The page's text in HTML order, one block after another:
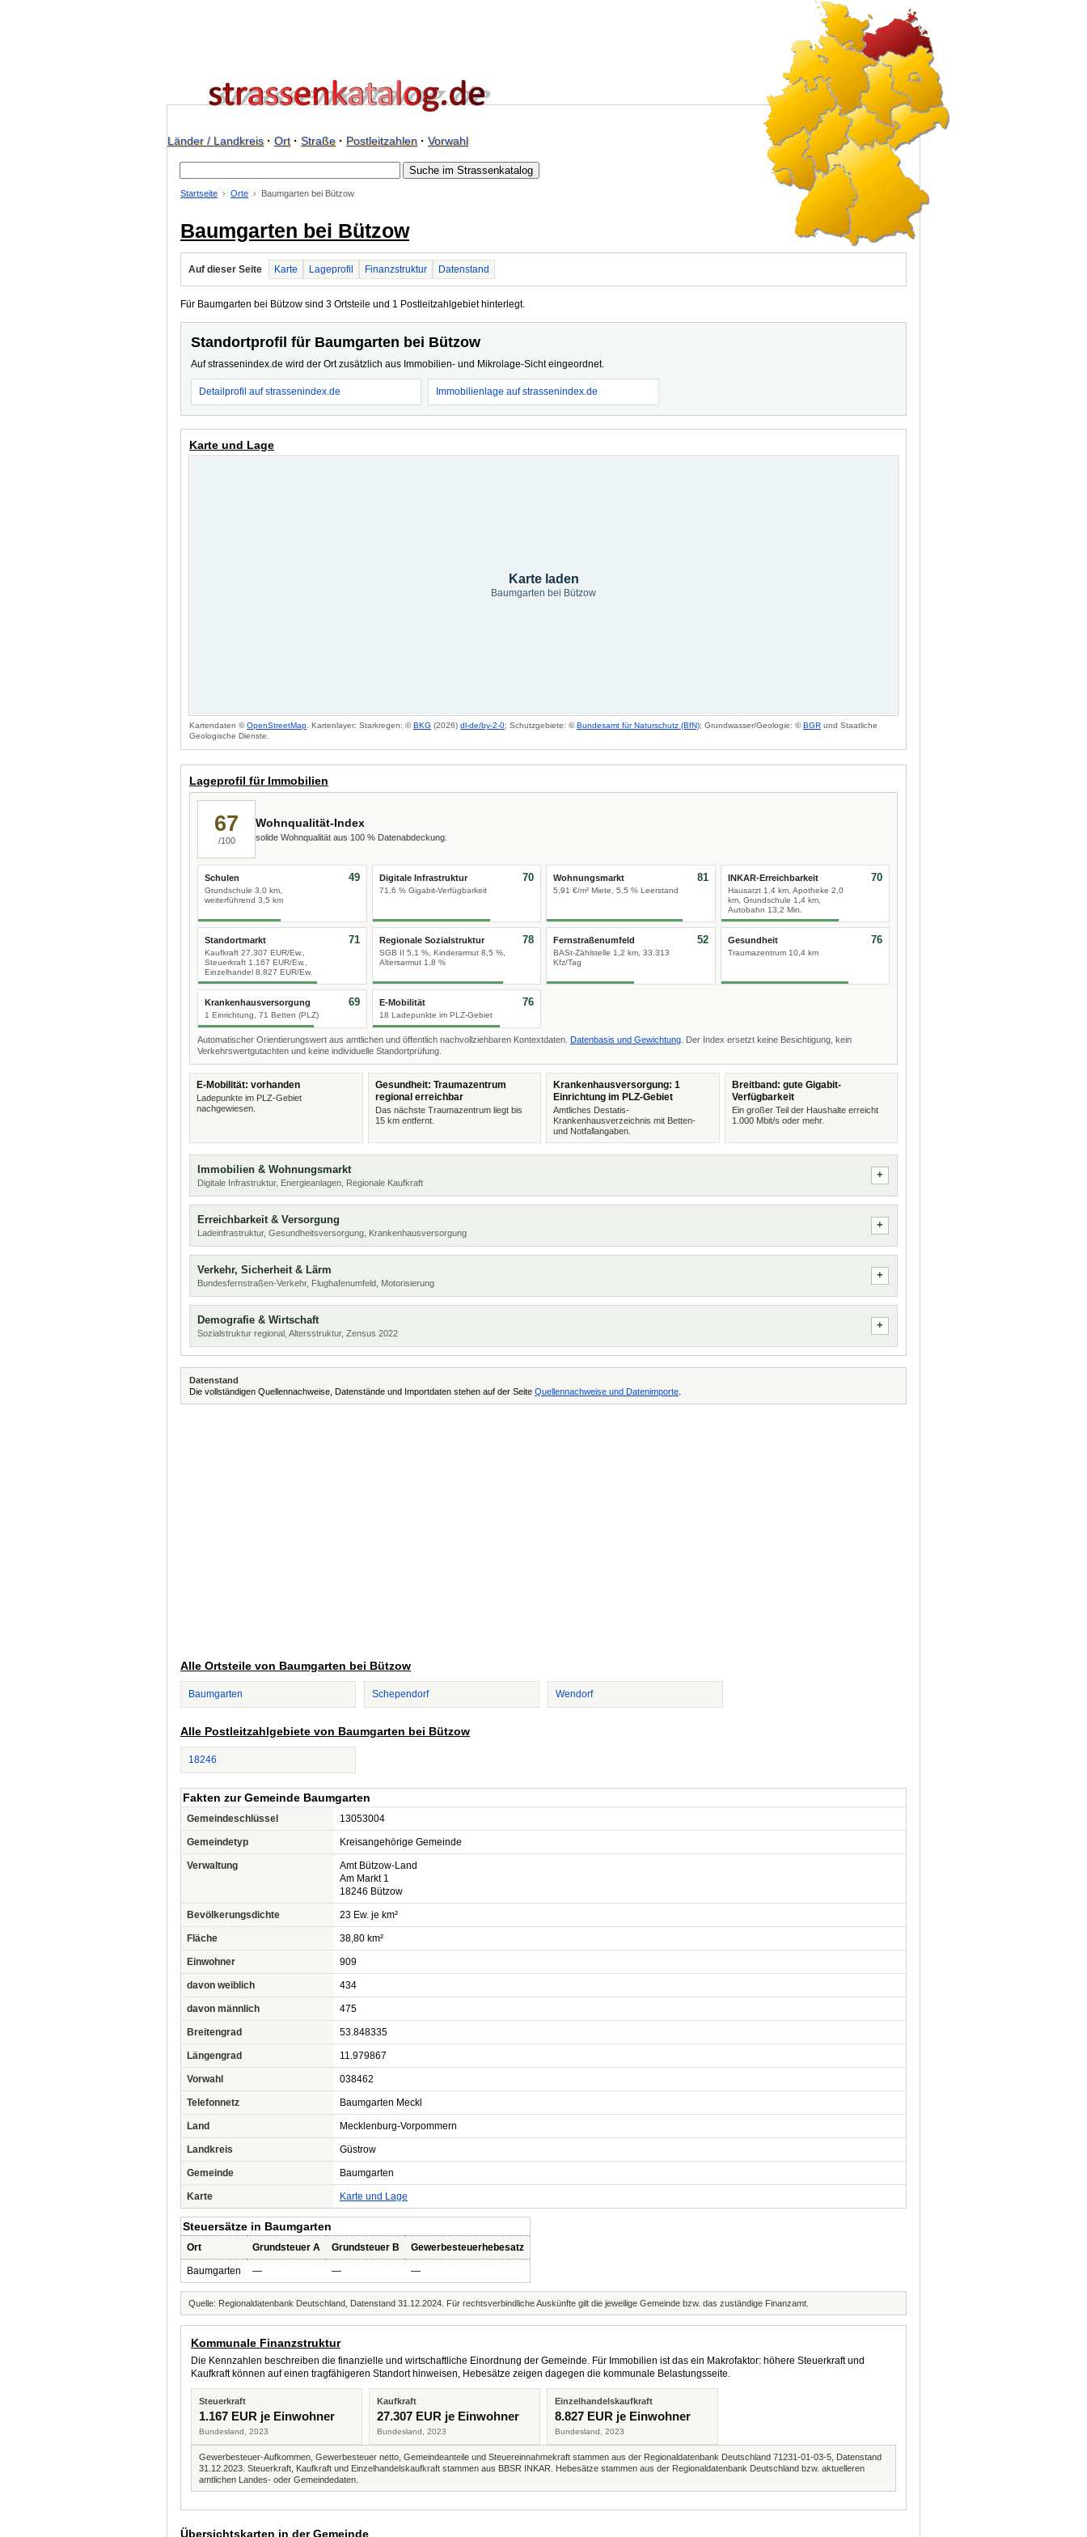
Länder / Landkreis· Ort· Straße· Postleitzahlen· Vorwahl
Startseite Orte Baumgarten bei Bützow
Baumgarten bei Bützow
Auf dieser Seite Karte Lageprofil Finanzstruktur Datenstand
Für Baumgarten bei Bützow sind 3 Ortsteile und 1 Postleitzahlgebiet hinterlegt.
Standortprofil für Baumgarten bei Bützow
Auf strassenindex.de wird der Ort zusätzlich aus Immobilien- und Mikrolage-Sicht eingeordnet.
Detailprofil auf strassenindex.de Immobilienlage auf strassenindex.de
Karte und Lage
Karte laden
Baumgarten bei Bützow
Kartendaten ©OpenStreetMap . Kartenlayer: Starkregen: ©BKG (2026) dl-de/by-2-0; Schutzgebiete: ©Bundesamt für Naturschutz (BfN); Grundwasser/Geologie: ©BGR und Staatliche
Geologische Dienste.
Lageprofil für Immobilien
67
/100
Wohnqualität-Index
solide Wohnqualität aus 100 % Datenabdeckung.
Schulen
Grundschule 3,0 km,
weiterführend 3,5 km
49 Digitale Infrastruktur
71,6 % Gigabit-Verfügbarkeit
70 Wohnungsmarkt
5,91 €/m² Miete, 5,5 % Leerstand
81 INKAR-Erreichbarkeit
Hausarzt 1,4 km, Apotheke 2,0
km, Grundschule 1,4 km,
Autobahn 13,2 Min.
70
Standortmarkt
Kaufkraft 27.307 EUR/Ew.,
Steuerkraft 1.167 EUR/Ew.,
Einzelhandel 8.827 EUR/Ew.
71 Regionale Sozialstruktur
SGB II 5,1 %, Kinderarmut 8,5 %,
Altersarmut 1,8 %
78 Fernstraßenumfeld
BASt-Zählstelle 1,2 km, 33.313
Kfz/Tag
52 Gesundheit
Traumazentrum 10,4 km
76
Krankenhausversorgung
1 Einrichtung, 71 Betten (PLZ)
69 E-Mobilität
18 Ladepunkte im PLZ-Gebiet
76
Automatischer Orientierungswert aus amtlichen und öffentlich nachvollziehbaren Kontextdaten. Datenbasis und Gewichtung . Der Index ersetzt keine Besichtigung, kein
Verkehrswertgutachten und keine individuelle Standortprüfung.
E-Mobilität: vorhanden
Ladepunkte im PLZ-Gebiet
nachgewiesen.
Gesundheit: Traumazentrum
regional erreichbar
Das nächste Traumazentrum liegt bis
15 km entfernt.
Krankenhausversorgung: 1
Einrichtung im PLZ-Gebiet
Amtliches Destatis-
Krankenhausverzeichnis mit Betten-
und Notfallangaben.
Breitband: gute Gigabit-
Verfügbarkeit
Ein großer Teil der Haushalte erreicht
1.000 Mbit/s oder mehr.
Immobilien & Wohnungsmarkt
Digitale Infrastruktur, Energieanlagen, Regionale Kaufkraft
Erreichbarkeit & Versorgung
Ladeinfrastruktur, Gesundheitsversorgung, Krankenhausversorgung
Verkehr, Sicherheit & Lärm
Bundesfernstraßen-Verkehr, Flughafenumfeld, Motorisierung
Demografie & Wirtschaft
Sozialstruktur regional, Altersstruktur, Zensus 2022
Datenstand
Die vollständigen Quellennachweise, Datenstände und Importdaten stehen auf der Seite Quellennachweise und Datenimporte
Alle Ortsteile von Baumgarten bei Bützow
Baumgarten Schependorf Wendorf
Alle Postleitzahlgebiete von Baumgarten bei Bützow
18246
Fakten zur Gemeinde Baumgarten
Gemeindeschlüssel 13053004
Gemeindetyp Kreisangehörige Gemeinde
Verwaltung
Amt Bützow-Land
Am Markt 1
18246 Bützow
Bevölkerungsdichte 23 Ew. je km²
Fläche 38,80 km²
Einwohner 909
davon weiblich 434
davon männlich 475
Breitengrad 53.848335
Längengrad 11.979867
Vorwahl 038462
Telefonnetz Baumgarten Meckl
Land Mecklenburg-Vorpommern
Landkreis Güstrow
Gemeinde Baumgarten
Karte Karte und Lage
Steuersätze in Baumgarten
Ort Grundsteuer A Grundsteuer B Gewerbesteuerhebesatz
Baumgarten — — —
Quelle: Regionaldatenbank Deutschland, Datenstand 31.12.2024. Für rechtsverbindliche Auskünfte gilt die jeweilige Gemeinde bzw. das zuständige Finanzamt.
Kommunale Finanzstruktur
Die Kennzahlen beschreiben die finanzielle und wirtschaftliche Einordnung der Gemeinde. Für Immobilien ist das ein Makrofaktor: höhere Steuerkraft und
Kaufkraft können auf einen tragfähigeren Standort hinweisen, Hebesätze zeigen dagegen die kommunale Belastungsseite.
Steuerkraft
1.167 EUR je Einwohner
Bundesland, 2023
Kaufkraft
27.307 EUR je Einwohner
Bundesland, 2023
Einzelhandelskaufkraft
8.827 EUR je Einwohner
Bundesland, 2023
Gewerbesteuer-Aufkommen, Gewerbesteuer netto, Gemeindeanteile und Steuereinnahmekraft stammen aus der Regionaldatenbank Deutschland 71231-01-03-5, Datenstand
31.12.2023. Steuerkraft, Kaufkraft und Einzelhandelskaufkraft stammen aus BBSR INKAR. Hebesätze stammen aus der Regionaldatenbank Deutschland bzw. aktuelleren
amtlichen Landes- oder Gemeindedaten.
Übersichtskarten in der Gemeinde